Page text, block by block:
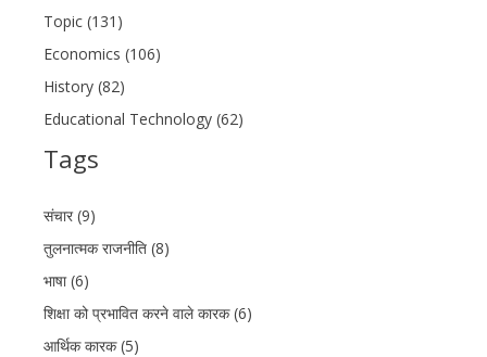
Topic (131)
Economics (106)
History (82)
Educational Technology (62)
Tags
संचार (9)
तुलनात्मक राजनीति (8)
भाषा (6)
शिक्षा को प्रभावित करने वाले कारक (6)
आर्थिक कारक (5)